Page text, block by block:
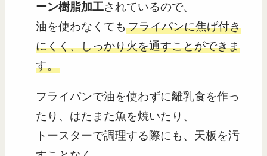
ーン樹脂加工されているので、
油を使わなくてもフライパンに焦げ付き
にくく、しっかり火を通すことができま
す。
フライパンで油を使わずに離乳食を作っ
たり、はたまた魚を焼いたり、
トースターで調理する際にも、天板を汚